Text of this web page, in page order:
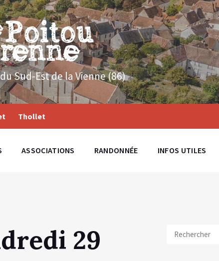
Sud-Est de la Vienne (86)
Thollet
ASSOCIATIONS RANDONNÉE INFOS UTILES
29